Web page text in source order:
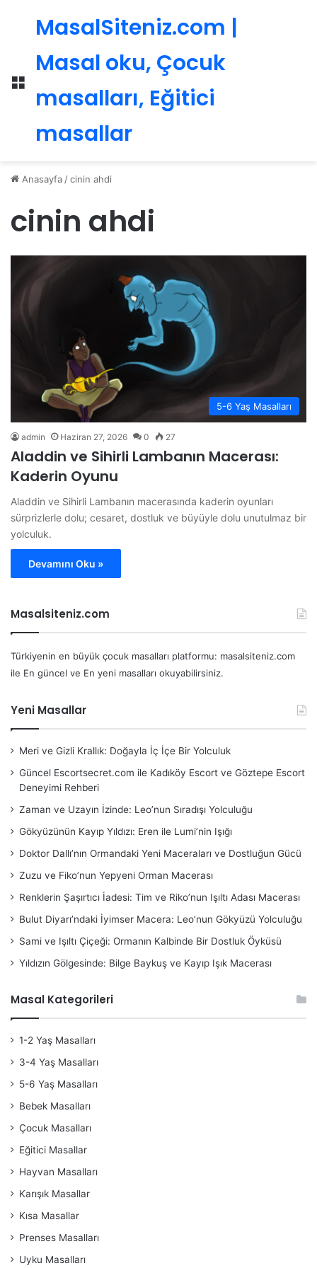
Menü
MasalSiteniz.com |
Masal oku, Çocuk
masalları, Eğitici
masallar
Anasayfa /cinin ahdi
cinin ahdi
5-6 Yaş Masalları
admin Haziran 27, 2026 0 27
Aladdin ve Sihirli Lambanın Macerası:
Kaderin Oyunu
Aladdin ve Sihirli Lambanın macerasında kaderin oyunları
sürprizlerle dolu; cesaret, dostluk ve büyüyle dolu unutulmaz bir
yolculuk.
Devamını Oku »
Masalsiteniz.com
Türkiyenin en büyük çocuk masalları platformu: masalsiteniz.com
ile En güncel ve En yeni masalları okuyabilirsiniz.
Yeni Masallar
Meri ve Gizli Krallık: Doğayla İç İçe Bir Yolculuk
Güncel Escortsecret.com ile Kadıköy Escort ve Göztepe Escort
Deneyimi Rehberi
Zaman ve Uzayın İzinde: Leo’nun Sıradışı Yolculuğu
Gökyüzünün Kayıp Yıldızı: Eren ile Lumi’nin Işığı
Doktor Dallı’nın Ormandaki Yeni Maceraları ve Dostluğun Gücü
Zuzu ve Fiko’nun Yepyeni Orman Macerası
Renklerin Şaşırtıcı İadesi: Tim ve Riko’nun Işıltı Adası Macerası
Bulut Diyarı’ndaki İyimser Macera: Leo’nun Gökyüzü Yolculuğu
Sami ve Işıltı Çiçeği: Ormanın Kalbinde Bir Dostluk Öyküsü
Yıldızın Gölgesinde: Bilge Baykuş ve Kayıp Işık Macerası
Masal Kategorileri
1-2 Yaş Masalları
3-4 Yaş Masalları
5-6 Yaş Masalları
Bebek Masalları
Çocuk Masalları
Eğitici Masallar
Hayvan Masalları
Karışık Masallar
Kısa Masallar
Prenses Masalları
Uyku Masalları